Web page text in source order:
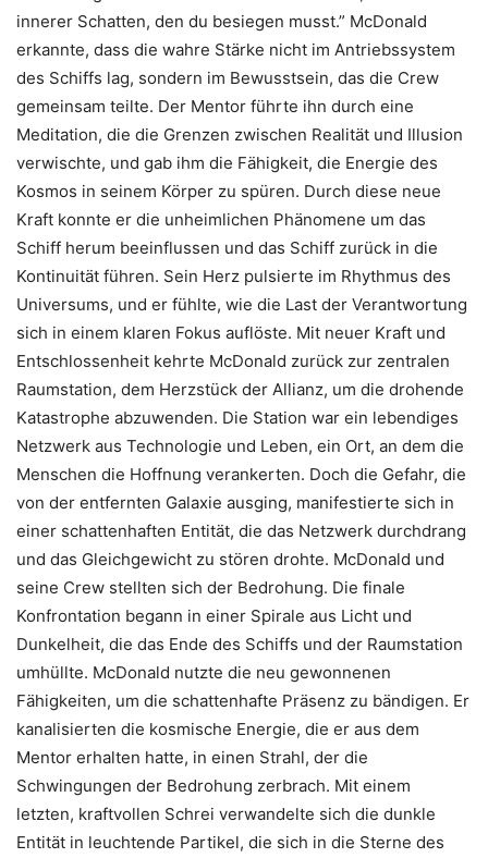
innerer Schatten, den du besiegen musst.” McDonald
erkannte, dass die wahre Stärke nicht im Antriebssystem
des Schiffs lag, sondern im Bewusstsein, das die Crew
gemeinsam teilte. Der Mentor führte ihn durch eine
Meditation, die die Grenzen zwischen Realität und Illusion
verwischte, und gab ihm die Fähigkeit, die Energie des
Kosmos in seinem Körper zu spüren. Durch diese neue
Kraft konnte er die unheimlichen Phänomene um das
Schiff herum beeinflussen und das Schiff zurück in die
Kontinuität führen. Sein Herz pulsierte im Rhythmus des
Universums, und er fühlte, wie die Last der Verantwortung
sich in einem klaren Fokus auflöste. Mit neuer Kraft und
Entschlossenheit kehrte McDonald zurück zur zentralen
Raumstation, dem Herzstück der Allianz, um die drohende
Katastrophe abzuwenden. Die Station war ein lebendiges
Netzwerk aus Technologie und Leben, ein Ort, an dem die
Menschen die Hoffnung verankerten. Doch die Gefahr, die
von der entfernten Galaxie ausging, manifestierte sich in
einer schattenhaften Entität, die das Netzwerk durchdrang
und das Gleichgewicht zu stören drohte. McDonald und
seine Crew stellten sich der Bedrohung. Die finale
Konfrontation begann in einer Spirale aus Licht und
Dunkelheit, die das Ende des Schiffs und der Raumstation
umhüllte. McDonald nutzte die neu gewonnenen
Fähigkeiten, um die schattenhafte Präsenz zu bändigen. Er
kanalisierten die kosmische Energie, die er aus dem
Mentor erhalten hatte, in einen Strahl, der die
Schwingungen der Bedrohung zerbrach. Mit einem
letzten, kraftvollen Schrei verwandelte sich die dunkle
Entität in leuchtende Partikel, die sich in die Sterne des